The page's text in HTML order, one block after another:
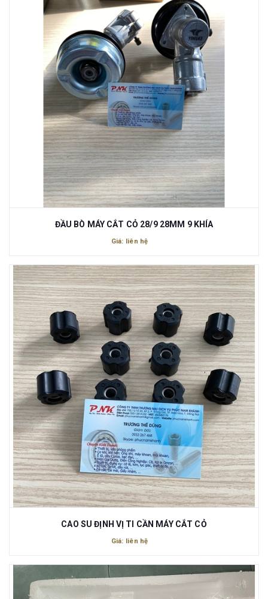
ĐẦU BÒ MÁY CẮT CỎ 28/9 28MM 9 KHÍA
Giá: liên hệ
CAO SU ĐỊNH VỊ TI CẦN MÁY CẮT CỎ
Giá: liên hệ